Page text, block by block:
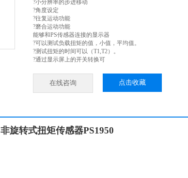
?小分辨率的步进移动
?角度设定
?往复运动功能
?磨合运动功能
能够和PS传感器连接的显示器
?可以测试负载扭矩的值，小值，平均值。
?测试扭矩的时间可以（T1,T2）。
?通过显示屏上的开关转换可
在线咨询 点击收藏
非旋转式扭矩传感器PS1950